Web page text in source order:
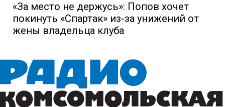
«За место не держусь»: Попов хочет
покинуть «Спартак» из-за унижений от
жены владельца клуба